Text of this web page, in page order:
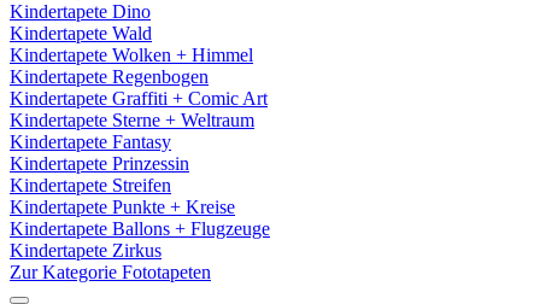
Kindertapete Dino
Kindertapete Wald
Kindertapete Wolken + Himmel
Kindertapete Regenbogen
Kindertapete Graffiti + Comic Art
Kindertapete Sterne + Weltraum
Kindertapete Fantasy
Kindertapete Prinzessin
Kindertapete Streifen
Kindertapete Punkte + Kreise
Kindertapete Ballons + Flugzeuge
Kindertapete Zirkus
Zur Kategorie Fototapeten